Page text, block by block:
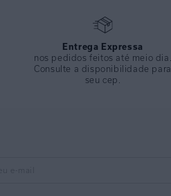
Entrega Expressa
nos pedidos feitos até meio dia.
Consulte a disponibilidade para
seu cep.